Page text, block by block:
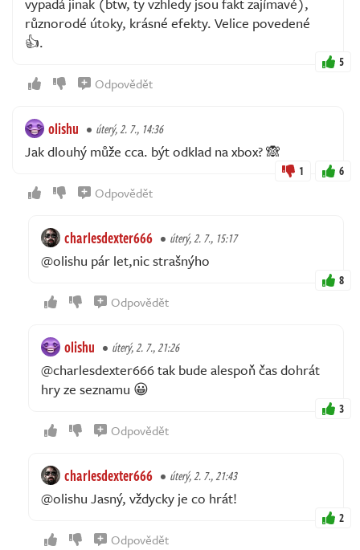
různorodé útoky, krásné efekty. Velice povedené
👍.
5
Odpovědět
olishu úterý, 2. 7., 14:36
Jak dlouhý může cca. být odklad na xbox? 🙈
1 6
Odpovědět
charlesdexter666 úterý, 2. 7., 15:17
@olishu pár let,nic strašnýho
8
Odpovědět
olishu úterý, 2. 7., 21:26
@charlesdexter666 tak bude alespoň čas dohrát
hry ze seznamu 😀
3
Odpovědět
charlesdexter666 úterý, 2. 7., 21:43
@olishu Jasný, vždycky je co hrát!
2
Odpovědět